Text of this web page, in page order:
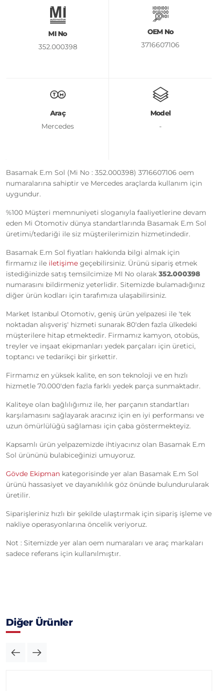
MI No
352.000398
OEM No
3716607106
Araç
Mercedes
Model
-
Basamak E.m Sol (Mi No : 352.000398) 3716607106 oem
numaralarına sahiptir ve Mercedes araçlarda kullanım için
uygundur.
%100 Müşteri memnuniyeti sloganıyla faaliyetlerine devam
eden Mi Otomotiv dünya standartlarında Basamak E.m Sol
üretimi/tedariği ile siz müşterilerimizin hizmetindedir.
Basamak E.m Sol fiyatları hakkında bilgi almak için
firmamız ile iletişime geçebilirsiniz. Ürünü sipariş etmek
istediğinizde satış temsilcimize MI No olarak 352.000398
numarasını bildirmeniz yeterlidir. Sitemizde bulamadığınız
diğer ürün kodları için tarafımıza ulaşabilirsiniz.
Market Istanbul Otomotiv, geniş ürün yelpazesi ile 'tek
noktadan alışveriş' hizmeti sunarak 80'den fazla ülkedeki
müşterilere hitap etmektedir. Firmamız kamyon, otobüs,
treyler ve inşaat ekipmanları yedek parçaları için üretici,
toptancı ve tedarikçi bir şirkettir.
Firmamız en yüksek kalite, en son teknoloji ve en hızlı
hizmetle 70.000'den fazla farklı yedek parça sunmaktadır.
Kaliteye olan bağlılığımız ile, her parçanın standartları
karşılamasını sağlayarak aracınız için en iyi performansı ve
uzun ömürlülüğü sağlaması için çaba göstermekteyiz.
Kapsamlı ürün yelpazemizde ihtiyacınız olan Basamak E.m
Sol ürününü bulabiceğinizi umuyoruz.
Gövde Ekipman kategorisinde yer alan Basamak E.m Sol
ürünü hassasiyet ve dayanıklılık göz önünde bulundurularak
üretilir.
Siparişleriniz hızlı bir şekilde ulaştırmak için sipariş işleme ve
nakliye operasyonlarına öncelik veriyoruz.
Not : Sitemizde yer alan oem numaraları ve araç markaları
sadece referans için kullanılmıştır.
Diğer Ürünler